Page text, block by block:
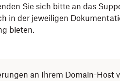
Sie sich bitte an das
in der jeweiligen
bieten.
an Ihrem Domain-Host